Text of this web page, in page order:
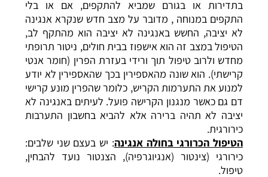
בתדירות או בגורם שמביא להתקפים, אם או בלי
התקפים במנוחה , מדובר על מצב חדש שנקרא אנגינה
לא יציבה, החשש באנגינה לא יציבה הוא מהתקף לב,
הטיפול במצב זה הוא אישפוז בבית חולים, ניטור תרופתי
מחדש ולרוב טיפול תוך ורידי בעזרת הפרין (חומר אנטי
קרישתי). הוא שונה מהאספירין בכך שהאספירין לא יודע
למנוע את התערמות הקריש, כלומר שהפרין מונע קרישי
דם גם כאשר מנגנון הקרישה פועל. לעיתים באנגינה לא
יציבה לא תהיה ברירה אלא להביא בחשבון התערבות
כירורגית.
הטיפול הכרורגי בחולה אנגינה: יש בעצם שני שלבים:
כירורגי (צינטור (אנגיוגרפיה), הצנטור נועד להבחין,
טיפול.